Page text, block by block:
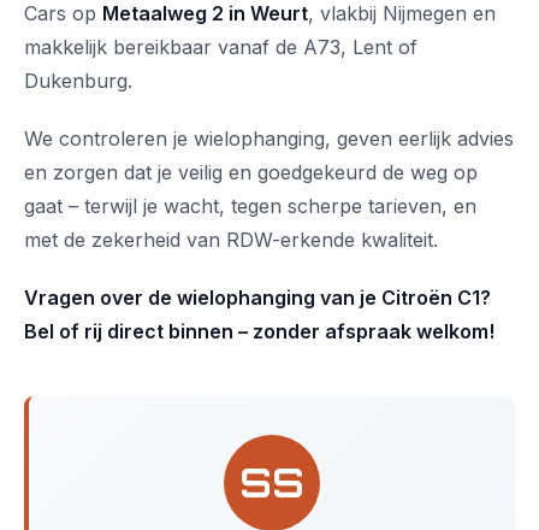
Cars op Metaalweg 2 in Weurt, vlakbij Nijmegen en
makkelijk bereikbaar vanaf de A73, Lent of
Dukenburg.
We controleren je wielophanging, geven eerlijk advies
en zorgen dat je veilig en goedgekeurd de weg op
gaat – terwijl je wacht, tegen scherpe tarieven, en
met de zekerheid van RDW-erkende kwaliteit.
Vragen over de wielophanging van je Citroën C1?
Bel of rij direct binnen – zonder afspraak welkom!
SS